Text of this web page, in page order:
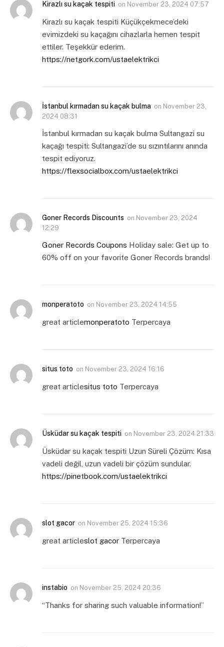
Kirazlı su kaçak tespiti on November 23, 2024 07:57
Kirazlı su kaçak tespiti Küçükçekmece’deki
evimizdeki su kaçağını cihazlarla hemen tespit
ettiler. Teşekkür ederim.
https://netgork.com/ustaelektrikci
İstanbul kırmadan su kaçak bulma on November 23,
2024 08:31
İstanbul kırmadan su kaçak bulma Sultangazi su
kaçağı tespiti: Sultangazi’de su sızıntılarını anında
tespit ediyoruz.
https://flexsocialbox.com/ustaelektrikci
Goner Records Discounts on November 23, 2024
12:29
Goner Records Coupons Holiday sale: Get up to
60% off on your favorite Goner Records brands!
monperatoto on November 23, 2024 14:55
great articlemonperatoto Terpercaya
situs toto on November 23, 2024 16:16
great articlesitus toto Terpercaya
Üsküdar su kaçak tespiti on November 23, 2024 21:33
Üsküdar su kaçak tespiti Uzun Süreli Çözüm: Kısa
vadeli değil, uzun vadeli bir çözüm sundular.
https://pinetbook.com/ustaelektrikci
slot gacor on November 25, 2024 15:36
great articleslot gacor Terpercaya
instabio on November 25, 2024 20:36
“Thanks for sharing such valuable information!”